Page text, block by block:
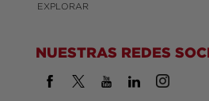
EXPLORAR
NUESTRAS REDES